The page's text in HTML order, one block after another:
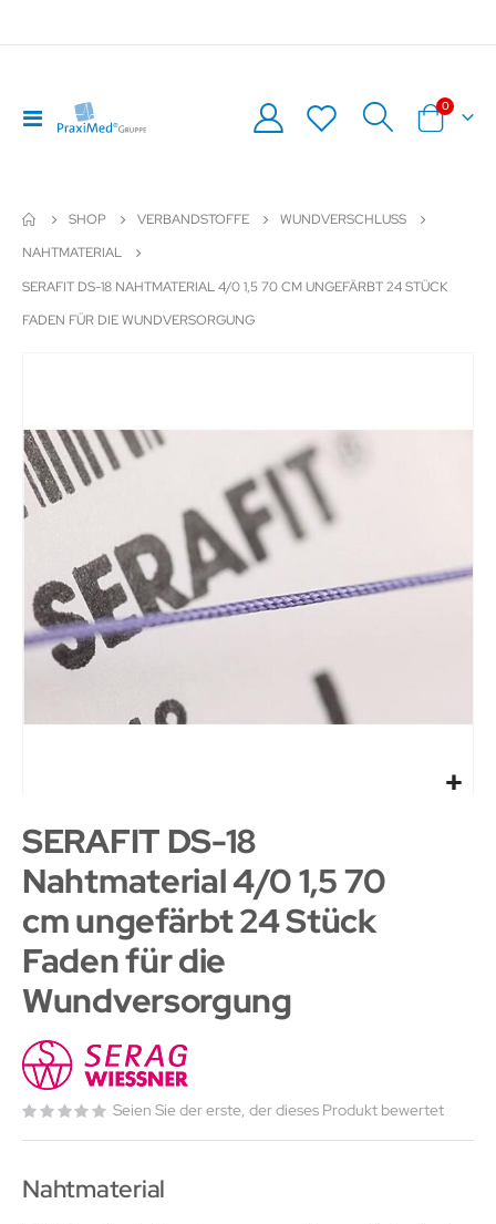
Navigation
umschalten
Warenkorb
0Artikel
SHOP VERBANDSTOFFE
WUNDVERSCHLUSS
NAHTMATERIAL
SERAFIT DS-18 NAHTMATERIAL 4/0 1,5 70 CM UNGEFÄRBT 24 STÜCK
FADEN FÜR DIE WUNDVERSORGUNG
Bildergalerie
springen
SERAFIT DS-18
Nahtmaterial 4/0 1,5 70
cm ungefärbt 24 Stück
Faden für die
Wundversorgung
Seien Sie der erste, der dieses Produkt bewertet
Nahtmaterial